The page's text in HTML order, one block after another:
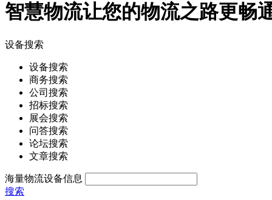
智慧物流让您的物流之路更畅
设备搜索
设备搜索
商务搜索
公司搜索
招标搜索
展会搜索
问答搜索
论坛搜索
文章搜索
海量物流设备信息
搜索